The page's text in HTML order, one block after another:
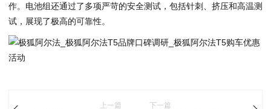
作。电池组还通过了多项严苛的安全测试，包括针刺、挤压和高温测
试，展现了极高的可靠性。
上一篇 下一篇